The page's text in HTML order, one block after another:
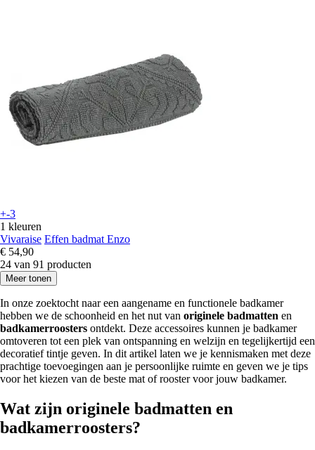
+-3
1 kleuren
Vivaraise Effen badmat Enzo
€ 54,90
24 van 91 producten
Meer tonen
In onze zoektocht naar een aangename en functionele badkamer
hebben we de schoonheid en het nut van originele badmatten en
badkamerroosters ontdekt. Deze accessoires kunnen je badkamer
omtoveren tot een plek van ontspanning en welzijn en tegelijkertijd een
decoratief tintje geven. In dit artikel laten we je kennismaken met deze
prachtige toevoegingen aan je persoonlijke ruimte en geven we je tips
voor het kiezen van de beste mat of rooster voor jouw badkamer.
Wat zijn originele badmatten en
badkamerroosters?